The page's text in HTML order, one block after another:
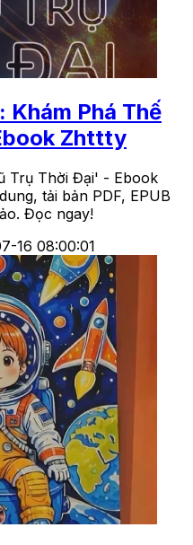
Phá Thế
Zhttty
Trụ Thời Đại' - Ebook
tải bản PDF, EPUB
Đọc ngay!
16 08:00:01